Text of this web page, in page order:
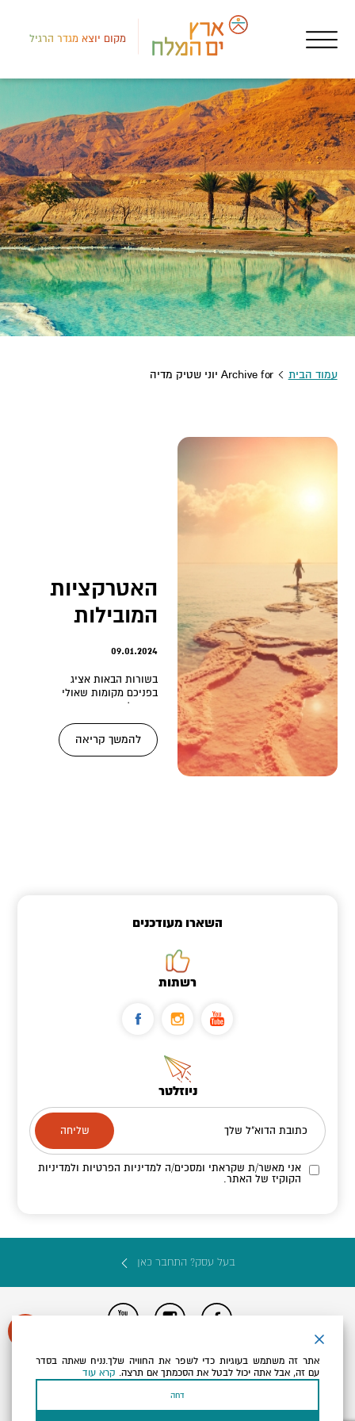
מקום יוצא מגדר הרגיל
עמוד הבית Archive for יוני שטיק מדיה
09.01.2024
האטרקציות
המובילות
באזור ים
המלח
בשורות הבאות אציג
בפניכם מקומות שאולי
עדיין לא הכרתם וידעתם
על קיומם סינגל לרוכבי
אופניים (לאו
להמשך קריאה
השארו מעודכנים
רשתות
ניוזלטר
כתובת הדוא"ל שלך
אני מאשר/ת שקראתי ומסכים/הלמדיניות הפרטיות ולמדיניות
הקוקיז של האתר.
בעל עסק? התחבר כאן
הצהרת נגישות תקנון, תנאי שימוש ומדיניות פרטיות
הגדרות פרטיות
Powered by
כל הזכויות שמורות לארץ ים המלח ©
אתר זה משתמש בעוגיות כדי לשפר את החוויה שלך.נניח שאתה בסדר
עם זה, אבל אתה יכול לבטל את הסכמתך אם תרצה. קרא עוד
דחה